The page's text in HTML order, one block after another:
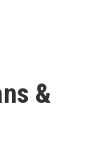
&